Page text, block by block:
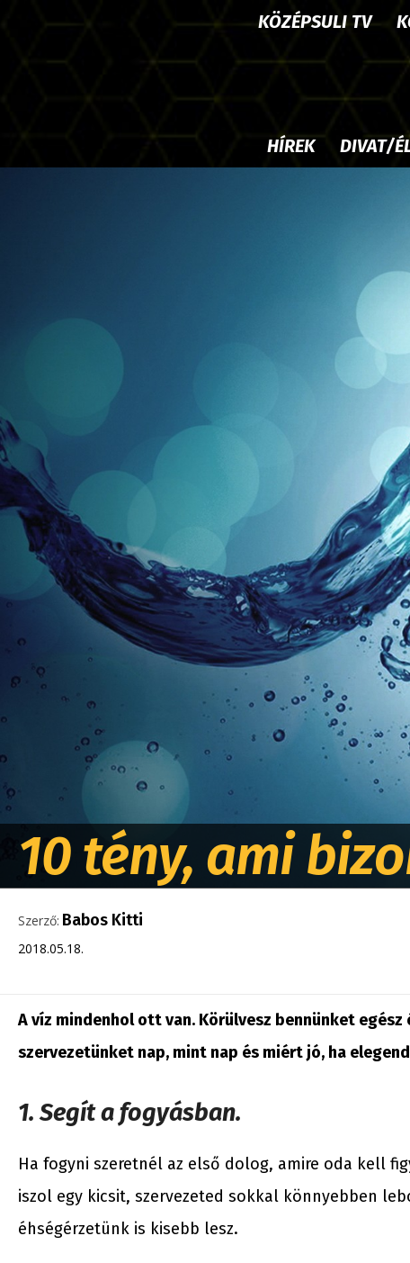
KÖZÉPSULI TV
HÍREK DIVAT/
10 tény, ami
Szerző: Babos Kitti
2018.05.18.
A víz mindenhol ott van. Körülvesz bennünket
szervezetünket nap, mint nap és miért jó, ha
1. Segít a fogyásban.
Ha fogyni szeretnél az első dolog, amire oda kell
iszol egy kicsit, szervezeted sokkal könnyebben
éhségérzetünk is kisebb lesz.